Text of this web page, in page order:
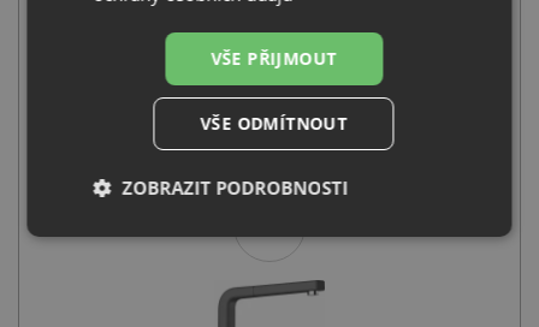
Blanco AXIA III 45 S šedá skála s excentrem + skleněná krájecí
deska 523184
+
VŠE PŘIJMOUT
VŠE ODMÍTNOUT
ZOBRAZIT PODROBNOSTI
Nezbytně
Výkonové
soubory
Soubory